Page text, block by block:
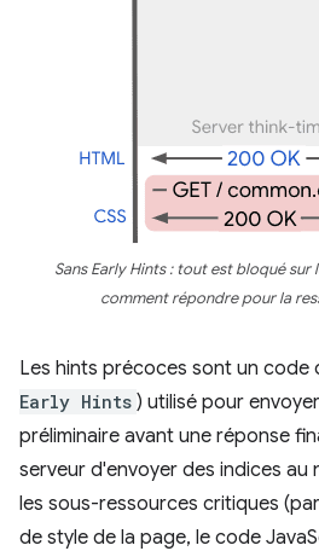
Sans Early Hints : tout est bloqué sur
comment répondre pour la
Les hints précoces sont un code
Early Hints ) utilisé pour
préliminaire avant une réponse
serveur d'envoyer des indices
les sous-ressources critiques
de style de la page, le code